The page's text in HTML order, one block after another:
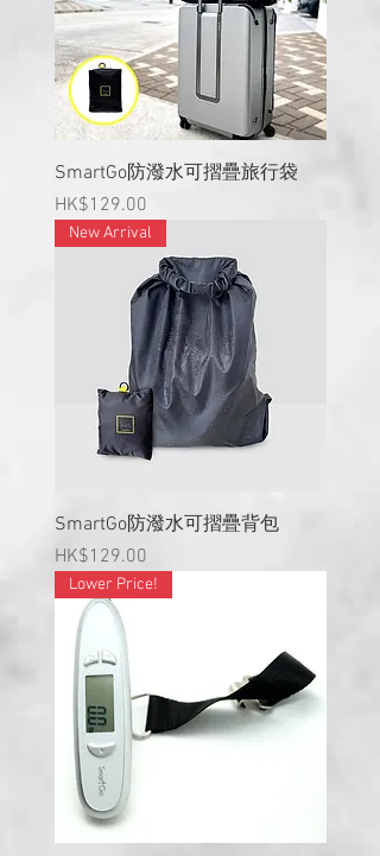
SmartGo防潑水可摺疊旅行袋
價格
HK$129.00
New Arrival
SmartGo防潑水可摺疊背包
價格
HK$129.00
Lower Price!